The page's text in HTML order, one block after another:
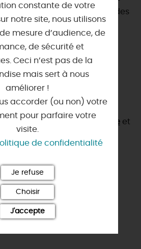
collection avec des
costumes d'époque et
conseillons de visiter : le
des Légendes de la forêt
Eve
sur la Route de la Rose et
constante de votre
notre site, nous utilisons
mesure d’audience, de
de sécurité et
Ceci n’est pas de la
mais sert à nous
améliorer !
accorder (ou non) votre
pour parfaire votre
visite.
de confidentialité
Je refuse
Choisir
J'accepte